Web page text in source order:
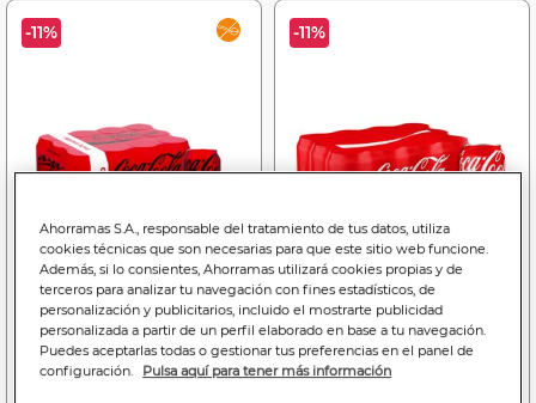
-11%
Price reduced from
11,16€to
9,96€
-11%
Price reduced
11,16€to
9,96€
Ahorramas S.A., responsable del tratamiento de tus datos, utiliza
cookies técnicas que son necesarias para que este sitio web funcione.
Además, si lo consientes, Ahorramas utilizará cookies propias y de
terceros para analizar tu navegación con fines estadísticos, de
personalización y publicitarios, incluido el mostrarte publicidad
personalizada a partir de un perfil elaborado en base a tu navegación.
Puedes aceptarlas todas o gestionar tus preferencias en el panel de
configuración.
Pulsa aquí para tener más información